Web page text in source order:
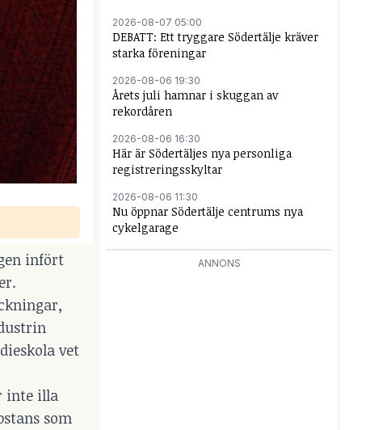
infört
vet
inte illa
som
2026-08-07 05:00
DEBATT: Ett tryggare Södertälje kräver
starka föreningar
2026-08-06 19:30
Årets juli hamnar i skuggan av
rekordåren
2026-08-06 16:30
Här är Södertäljes nya personliga
registreringsskyltar
2026-08-06 11:30
Nu öppnar Södertälje centrums nya
cykelgarage
ANNONS